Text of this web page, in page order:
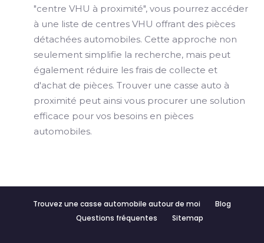
"centre VHU à proximité", vous pourrez accéder
à une liste de centres VHU offrant des pièces
détachées automobiles. Cette approche non
seulement simplifie la recherche, mais peut
également réduire les frais de collecte et
d'achat de pièces. Trouver une casse auto à
proximité peut ainsi vous procurer une solution
efficace pour vos besoins en pièces
automobiles.
Trouvez une casse automobile autour de moi
Blog
Questions fréquentes
Sitemap